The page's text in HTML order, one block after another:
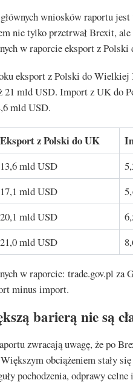
wniosków raportu
nie tylko przetrwał Brexit,
w raporcie eksport z
eksport z Polski do
21 mld USD. Import z UK do
mld USD.
Eksport z Polski do UK
13,6 mld USD
17,1 mld USD
20,1 mld USD
21,0 mld USD
w raporcie: trade.gov.pl
minus import.
barierą nie są
zwracają uwagę, że po
Większym obciążeniem stały
pochodzenia, odprawy celne